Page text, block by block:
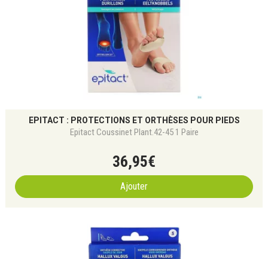
EPITACT : PROTECTIONS ET ORTHÈSES POUR PIEDS
Epitact Coussinet Plant.42-45 1 Paire
36,95€
Ajouter